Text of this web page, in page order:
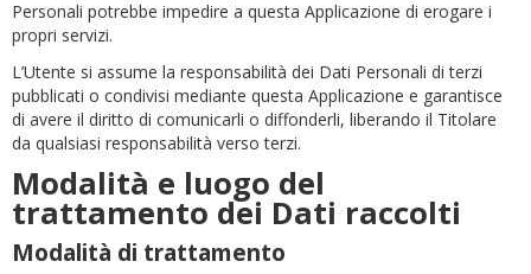
Personali potrebbe impedire a questa Applicazione di erogare i
propri servizi.
L’Utente si assume la responsabilità dei Dati Personali di terzi
pubblicati o condivisi mediante questa Applicazione e garantisce
di avere il diritto di comunicarli o diffonderli, liberando il Titolare
da qualsiasi responsabilità verso terzi.
Modalità e luogo del
trattamento dei Dati raccolti
Modalità di trattamento